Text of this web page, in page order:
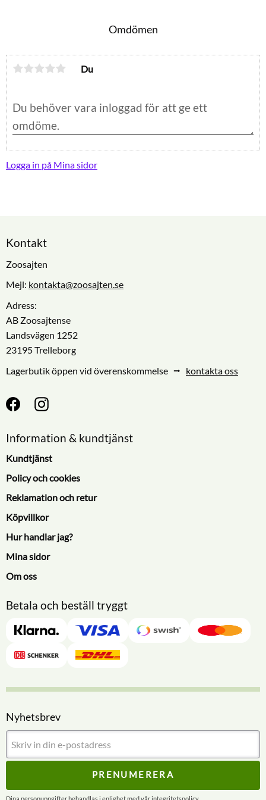
Omdömen
Du
Logga in på Mina sidor
Kontakt
Zoosajten
Mejl: kontakta@zoosajten.se
Adress:
AB Zoosajtense
Landsvägen 1252
23195 Trelleborg
Lagerbutik öppen vid överenskommelse ⭢ kontakta oss
Information & kundtjänst
Kundtjänst
Policy och cookies
Reklamation och retur
Köpvillkor
Hur handlar jag?
Mina sidor
Om oss
Betala och beställ tryggt
Nyhetsbrev
PRENUMERERA